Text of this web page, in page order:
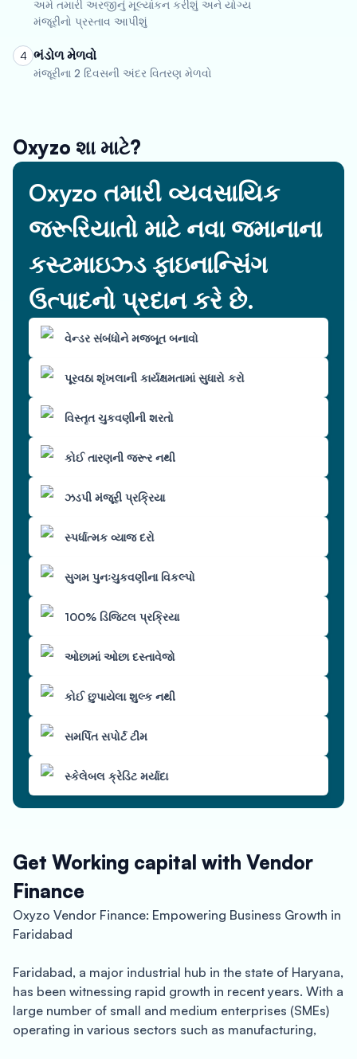
અમે તમારી અરજીનું મૂલ્યાંકન કરીશું અને યોગ્ય
મંજૂરીનો પ્રસ્તાવ આપીશું
4 ભંડોળ મેળવો
મંજૂરીના 2 દિવસની અંદર વિતરણ મેળવો
Oxyzo શા માટે?
Oxyzo તમારી વ્યવસાયિક
જરૂરિયાતો માટે નવા જમાનાના
કસ્ટમાઇઝ્ડ ફાઇનાન્સિંગ
ઉત્પાદનો પ્રદાન કરે છે.
વેન્ડર સંબંધોને મજબૂત બનાવો
પૂરવઠા શૃંખલાની કાર્યક્ષમતામાં સુધારો કરો
વિસ્તૃત ચુકવણીની શરતો
કોઈ તારણની જરૂર નથી
ઝડપી મંજૂરી પ્રક્રિયા
સ્પર્ધાત્મક વ્યાજ દરો
સુગમ પુનઃચુકવણીના વિકલ્પો
100% ડિજિટલ પ્રક્રિયા
ઓછામાં ઓછા દસ્તાવેજો
કોઈ છુપાયેલા શુલ્ક નથી
સમર્પિત સપોર્ટ ટીમ
સ્કેલેબલ ક્રેડિટ મર્યાદા
Get Working capital with Vendor
Finance
Oxyzo Vendor Finance: Empowering Business Growth in
Faridabad
Faridabad, a major industrial hub in the state of Haryana,
has been witnessing rapid growth in recent years. With a
large number of small and medium enterprises (SMEs)
operating in various sectors such as manufacturing,